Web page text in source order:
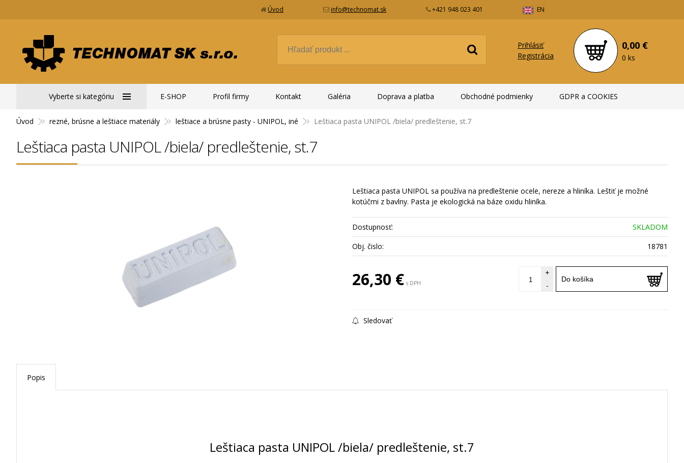
Úvod info@technomat.sk +421 948 023 401 EN
Prihlásiť
Registrácia
0,00 €
0 ks
Úvod rezné, brúsne a leštiace materiály leštiace a brúsne pasty - UNIPOL, iné Leštiaca pasta UNIPOL /biela/ predleštenie, st.7
Leštiaca pasta UNIPOL /biela/ predleštenie, st.7
Leštiaca pasta UNIPOL sa používa na predleštenie ocele, nereze a hliníka. Leštiť je možné
kotúčmi z bavlny. Pasta je ekologická na báze oxidu hliníka.
Dostupnosť:
SKLADOM
Obj. čislo:
18781
26,30 € s DPH Do košíka
+
-
Sledovať
Popis
Leštiaca pasta UNIPOL /biela/ predleštenie, st.7
Vyberte si kategóriu E-SHOP Profil firmy Kontakt Galéria Doprava a platba Obchodné podmienky GDPR a COOKIES